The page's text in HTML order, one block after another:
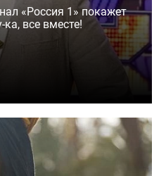
«Россия 1» покажет
все вместе!